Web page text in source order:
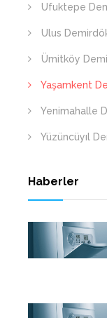
Ufuktepe
Ulus
Ümitköy
Yaşamkent
Yenimahalle
Yüzüncüyıl
Haberler